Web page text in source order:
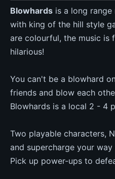
Blowhards is a long
with king of the hill style
are colourful, the music is
hilarious!
You can't be a blowhard
friends and blow each
Blowhards is a local 2 - 4
Two playable characters,
and supercharge your
Pick up power-ups to